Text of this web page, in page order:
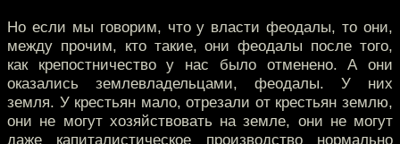
Но если мы говорим, что у власти феодалы, то они,
между прочим, кто такие, они феодалы после того,
как крепостничество у нас было отменено. А они
оказались землевладельцами, феодалы. У них
земля. У крестьян мало, отрезали от крестьян землю,
они не могут хозяйствовать на земле, они не могут
даже капиталистическое производство нормально